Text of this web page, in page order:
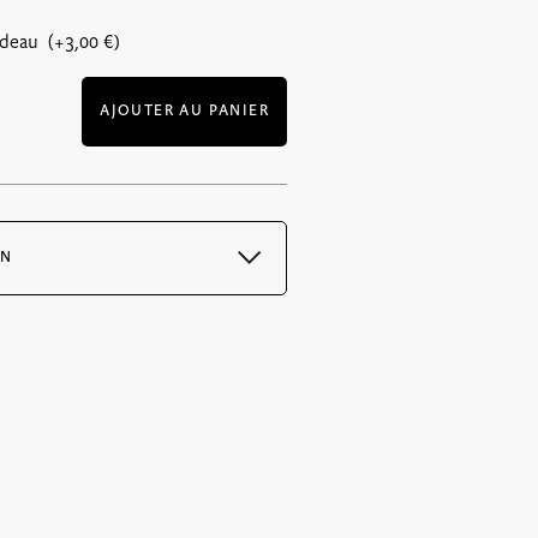
(+3,00 €)
AJOUTER AU PANIER